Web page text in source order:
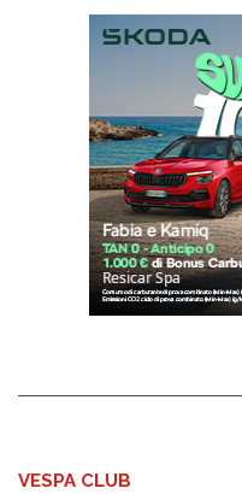
VESPA CLUB